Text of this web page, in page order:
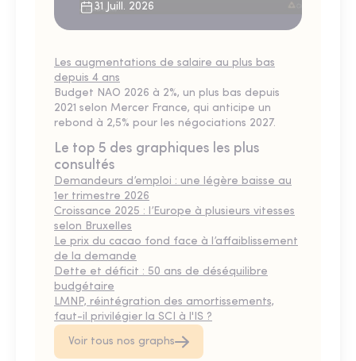
31 Juill. 2026
Les augmentations de salaire au plus bas
depuis 4 ans
Budget NAO 2026 à 2%, un plus bas depuis
2021 selon Mercer France, qui anticipe un
rebond à 2,5% pour les négociations 2027.
Le top 5 des graphiques les plus
consultés
Demandeurs d’emploi : une légère baisse au
1er trimestre 2026
Croissance 2025 : l’Europe à plusieurs vitesses
selon Bruxelles
Le prix du cacao fond face à l’affaiblissement
de la demande
Dette et déficit : 50 ans de déséquilibre
budgétaire
LMNP, réintégration des amortissements,
faut-il privilégier la SCI à l'IS ?
Voir tous nos graphs